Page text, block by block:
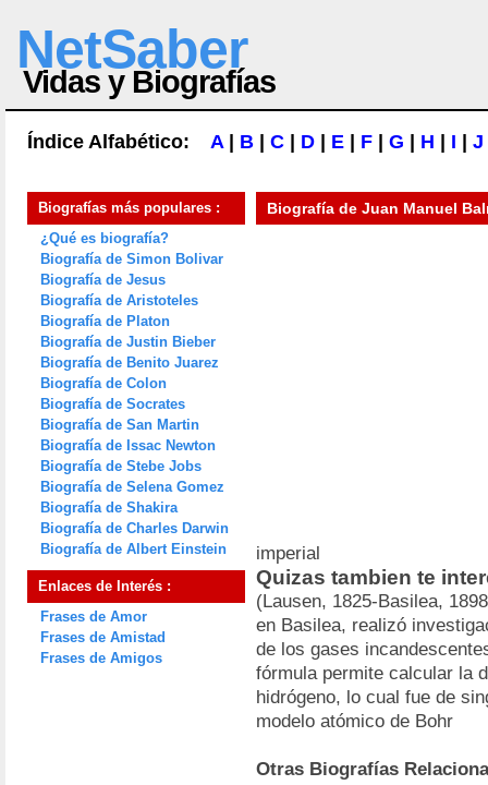
NetSaber
Vidas y Biografías
Índice Alfabético: A| B C D E F G H I J
Biografías más populares :
¿Qué es biografía?
Biografía de Simon Bolivar
Biografía de Jesus
Biografía de Aristoteles
Biografía de Platon
Biografía de Justin Bieber
Biografía de Benito Juarez
Biografía de Colon
Biografía de Socrates
Biografía de San Martin
Biografía de Issac Newton
Biografía de Stebe Jobs
Biografía de Selena Gomez
Biografía de Shakira
Biografía de Charles Darwin
Biografía de Albert Einstein
Enlaces de Interés :
Frases de Amor
Frases de Amistad
Frases de Amigos
Biografía de Juan Manuel
imperial
Quizas tambien te
(Lausen, 1825-Basilea,
en Basilea, realizó
de los gases
fórmula permite calcular la
hidrógeno, lo cual fue de
modelo atómico de Bohr
Otras Biografías